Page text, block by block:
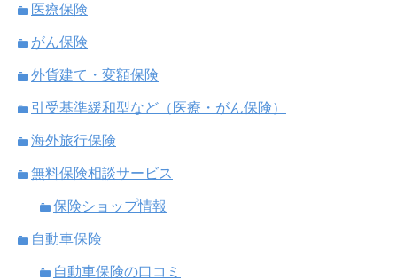
医療保険
がん保険
外貨建て・変額保険
引受基準緩和型など（医療・がん保険）
海外旅行保険
無料保険相談サービス
保険ショップ情報
自動車保険
自動車保険の口コミ